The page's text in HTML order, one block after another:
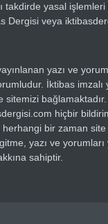
takdirde yasal
Dergisi veya
yazı ve
İktibas imzalı
sitemizi bağlamaktadır.
hiçbir
bir zaman site
yazı ve yorumları
sahiptir.